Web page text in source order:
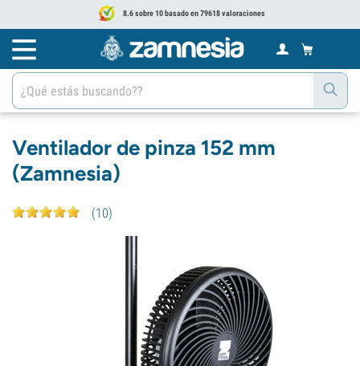
8.6 sobre 10 basado en 79618 valoraciones
Ventilador de pinza 152 mm
(Zamnesia)
(10)